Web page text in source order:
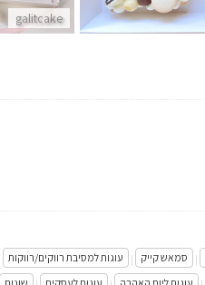
galitcake
| סמאש קייק | עוגות למסיבת רווקים/רווקות